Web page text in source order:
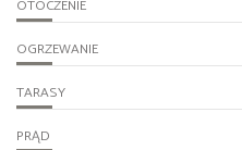
OTOCZENIE
OGRZEWANIE
TARASY
PRĄD